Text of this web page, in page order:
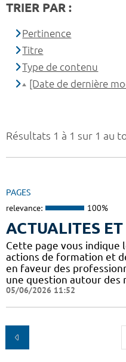
Résultats 1 à 1 sur 1 au
PAGES
relevance: 100%
ACTUALITES
Cette page vous indique
actions de formation et
en faveur des
une question autour des
05/06/2026 11:52
TRIER PAR :
Pertinence
Titre
Type de contenu
[Date de dernière